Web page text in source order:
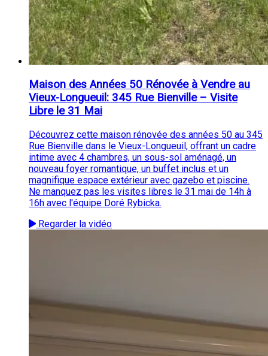
Maison des Années 50 Rénovée à Vendre au
Vieux-Longueuil: 345 Rue Bienville – Visite
Libre le 31 Mai
Découvrez cette maison rénovée des années 50 au 345
Rue Bienville dans le Vieux-Longueuil, offrant un cadre
intime avec 4 chambres, un sous-sol aménagé, un
nouveau foyer romantique, un buffet inclus et un
magnifique espace extérieur avec gazebo et piscine.
Ne manquez pas les visites libres le 31 mai de 14h à
16h avec l'équipe Doré Rybicka.
Regarder la vidéo